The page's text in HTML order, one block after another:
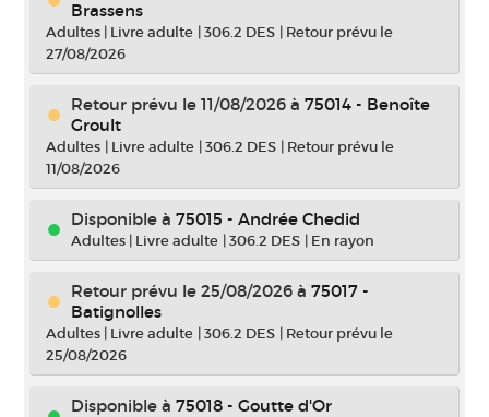
Brassens
Adultes | Livre adulte |306.2 DES | Retour prévu le
27/08/2026
Retour prévu le 11/08/2026 à 75014 - Benoîte
Groult
Adultes | Livre adulte |306.2 DES | Retour prévu le
11/08/2026
Disponible à 75015 - Andrée Chedid
Adultes | Livre adulte |306.2 DES | En rayon
Retour prévu le 25/08/2026 à 75017 -
Batignolles
Adultes | Livre adulte |306.2 DES | Retour prévu le
25/08/2026
Disponible à 75018 - Goutte d'Or